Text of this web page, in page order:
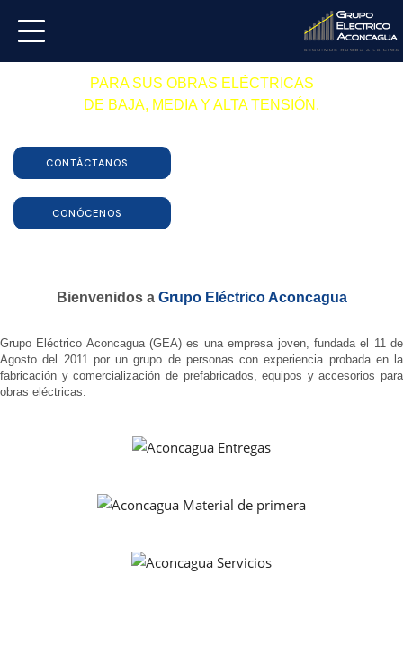
PRODUCTOS
CERTIFICACIONES
TODO LO NECESARIO
PARA SUS OBRAS ELÉCTRICAS
DE BAJA, MEDIA Y ALTA TENSIÓN.
CONTÁCTANOS
CONÓCENOS
Bienvenidos a Grupo Eléctrico Aconcagua
Grupo Eléctrico Aconcagua (GEA) es una empresa joven, fundada el 11 de
Agosto del 2011 por un grupo de personas con experiencia probada en la
fabricación y comercialización de prefabricados, equipos y accesorios para
obras eléctricas.